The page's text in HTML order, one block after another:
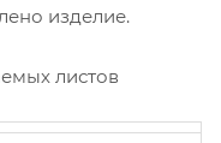
изделие.
листов